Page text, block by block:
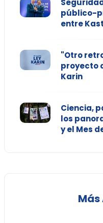
público-
entre
"Otro
proyecto
Karin
Ciencia,
los
y el Mes